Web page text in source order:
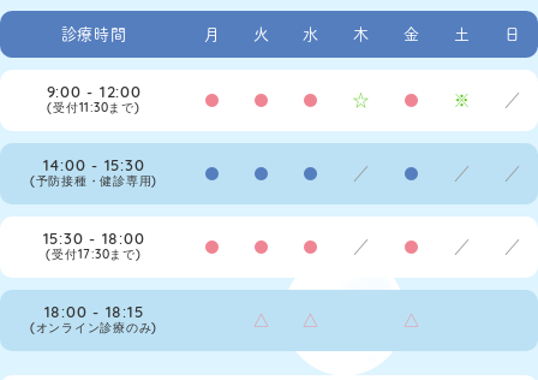
診療時間 月 火 水 木 金 土 日
9:00 - 12:00
(受付11:30まで)
● ● ● ☆ ● ※ ／
14:00 - 15:30
(予防接種・健診専用)
● ● ● ／ ● ／ ／
15:30 - 18:00
(受付17:30まで)
● ● ● ／ ● ／ ／
18:00 - 18:15
(オンライン診療のみ)
△ △ △